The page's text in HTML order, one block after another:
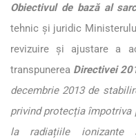
Obiectivul de bază al
tehnic și juridic
revizuire și ajustare a
transpunerea Directivei
decembrie 2013 de
privind protecția împotriva
la radiațiile ionizante